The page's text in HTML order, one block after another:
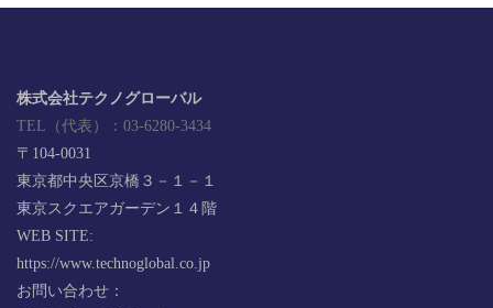
株式会社テクノグローバル
TEL（代表）：03-6280-3434
〒104-0031
東京都中央区京橋３－１－１
東京スクエアガーデン１４階
WEB SITE:
https://www.technoglobal.co.jp
お問い合わせ：